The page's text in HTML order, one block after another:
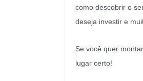
como descobrir o
deseja investir e
Se você quer
lugar certo!